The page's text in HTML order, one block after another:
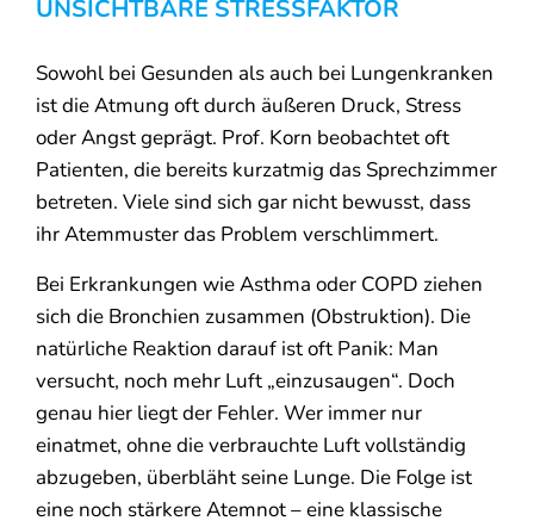
UNSICHTBARE STRESSFAKTOR
Sowohl bei Gesunden als auch bei Lungenkranken
ist die Atmung oft durch äußeren Druck, Stress
oder Angst geprägt. Prof. Korn beobachtet oft
Patienten, die bereits kurzatmig das Sprechzimmer
betreten. Viele sind sich gar nicht bewusst, dass
ihr Atemmuster das Problem verschlimmert.
Bei Erkrankungen wie Asthma oder COPD ziehen
sich die Bronchien zusammen (Obstruktion). Die
natürliche Reaktion darauf ist oft Panik: Man
versucht, noch mehr Luft „einzusaugen“. Doch
genau hier liegt der Fehler. Wer immer nur
einatmet, ohne die verbrauchte Luft vollständig
abzugeben, überbläht seine Lunge. Die Folge ist
eine noch stärkere Atemnot – eine klassische